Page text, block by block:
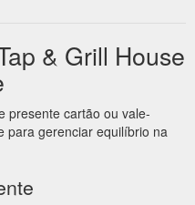
& Grill House
presente cartão ou vale-
para gerenciar equilíbrio na